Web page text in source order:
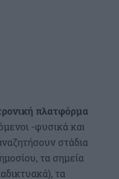
πλατφόρμα
-φυσικά και
στάδια
τα σημεία
τα